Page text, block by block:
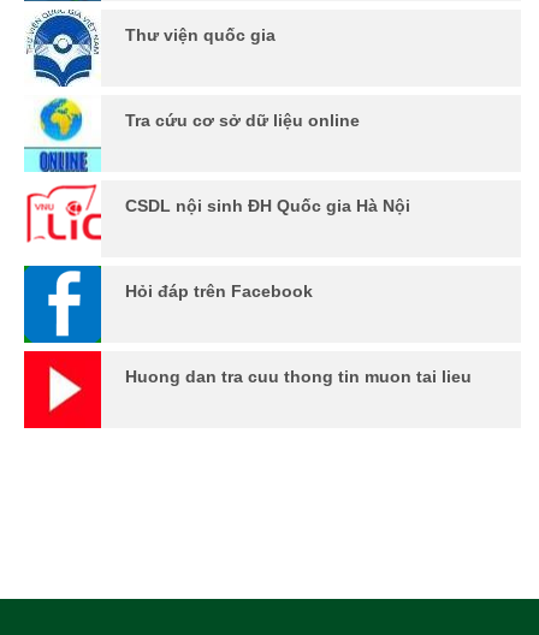
Thư viện quốc gia
Tra cứu cơ sở dữ liệu online
CSDL nội sinh ĐH Quốc gia Hà Nội
Hỏi đáp trên Facebook
Huong dan tra cuu thong tin muon tai lieu